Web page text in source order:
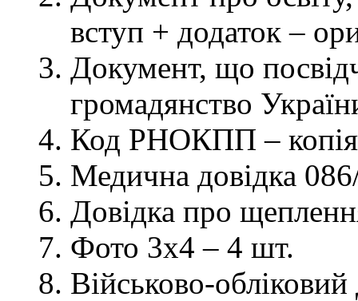
вступ + додаток –
Документ, що
громадянство
Код РНОКПП – копія
Медична довідка
Довідка про
Фото 3х4 – 4 шт.
Військово-